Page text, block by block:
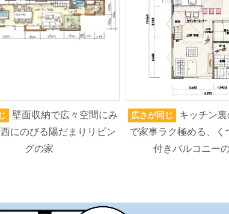
壁面収納で広々空間にみ
にのびる陽だまりリビン
グの家
広さが同じ
キッチン
で家事ラク極める、く
付きバルコニー